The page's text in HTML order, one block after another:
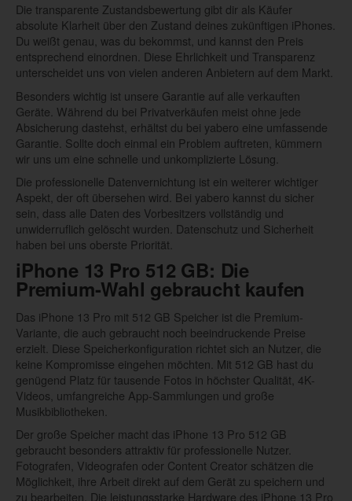
Die transparente Zustandsbewertung gibt dir als Käufer
absolute Klarheit über den Zustand deines zukünftigen iPhones.
Du weißt genau, was du bekommst, und kannst den Preis
entsprechend einordnen. Diese Ehrlichkeit und Transparenz
unterscheidet uns von vielen anderen Anbietern auf dem Markt.
Besonders wichtig ist unsere Garantie auf alle verkauften
Geräte. Während du bei Privatverkäufen meist ohne jede
Absicherung dastehst, erhältst du bei yabero eine umfassende
Garantie. Sollte doch einmal ein Problem auftreten, kümmern
wir uns um eine schnelle und unkomplizierte Lösung.
Die professionelle Datenvernichtung ist ein weiterer wichtiger
Aspekt, der oft übersehen wird. Bei yabero kannst du sicher
sein, dass alle Daten des Vorbesitzers vollständig und
unwiderruflich gelöscht wurden. Datenschutz und Sicherheit
haben bei uns oberste Priorität.
iPhone 13 Pro 512 GB: Die
Premium-Wahl gebraucht kaufen
Das iPhone 13 Pro mit 512 GB Speicher ist die Premium-
Variante, die auch gebraucht noch beeindruckende Preise
erzielt. Diese Speicherkonfiguration richtet sich an Nutzer, die
keine Kompromisse eingehen möchten. Mit 512 GB hast du
genügend Platz für tausende Fotos in höchster Qualität, 4K-
Videos, umfangreiche App-Sammlungen und große
Musikbibliotheken.
Der große Speicher macht das iPhone 13 Pro 512 GB
gebraucht besonders attraktiv für professionelle Nutzer.
Fotografen, Videografen oder Content Creator schätzen die
Möglichkeit, ihre Arbeit direkt auf dem Gerät zu speichern und
zu bearbeiten. Die leistungsstarke Hardware des iPhone 13 Pro